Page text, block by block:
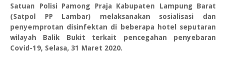
Satuan Polisi Pamong Praja Kabupaten Lampung Barat
(Satpol PP Lambar) melaksanakan sosialisasi dan
penyemprotan disinfektan di beberapa hotel seputaran
wilayah Balik Bukit terkait pencegahan penyebaran
Covid-19, Selasa, 31 Maret 2020.